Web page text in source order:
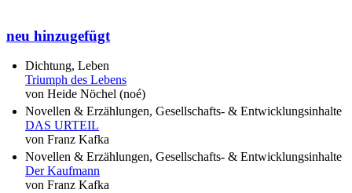
neu hinzugefügt
Dichtung, Leben
Triumph des Lebens
von Heide Nöchel (noé)
Novellen & Erzählungen, Gesellschafts- & Entwicklungsinhalte
DAS URTEIL
von Franz Kafka
Novellen & Erzählungen, Gesellschafts- & Entwicklungsinhalte
Der Kaufmann
von Franz Kafka